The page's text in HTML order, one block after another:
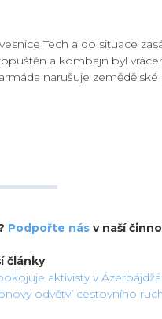
Tech a do situace
a kombajn byl
narušuje
Podpořte nás v naší
články
aktivisty v
odvětví cestovního